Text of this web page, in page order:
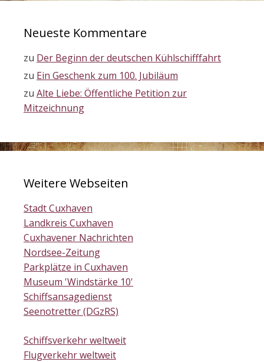
Neueste Kommentare
zu Der Beginn der deutschen Kühlschifffahrt
zu Ein Geschenk zum 100. Jubiläum
zu Alte Liebe: Öffentliche Petition zur
Mitzeichnung
Weitere Webseiten
Stadt Cuxhaven
Landkreis Cuxhaven
Cuxhavener Nachrichten
Nordsee-Zeitung
Parkplätze in Cuxhaven
Museum 'Windstärke 10'
Schiffsansagedienst
Seenotretter (DGzRS)
Schiffsverkehr weltweit
Flugverkehr weltweit